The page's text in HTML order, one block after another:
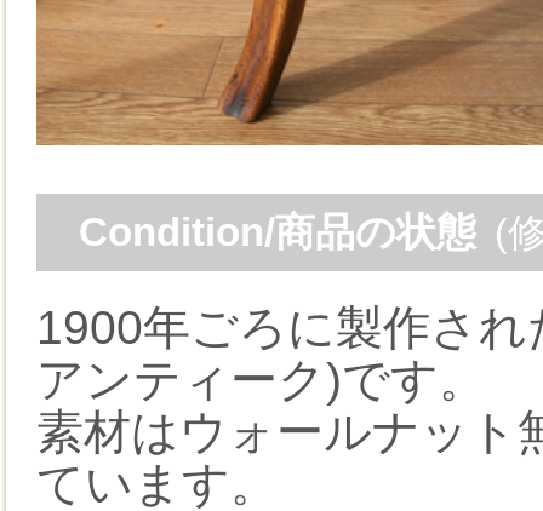
Condition/商品の状態 (
1900年ごろに製作さ
アンティーク)です。
素材はウォールナット
ています。